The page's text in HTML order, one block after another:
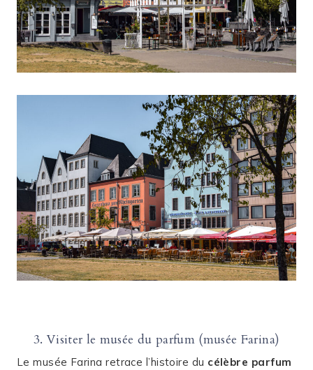
3. Visiter le musée du parfum (musée Farina)
Le musée Farina retrace l’histoire du célèbre parfum